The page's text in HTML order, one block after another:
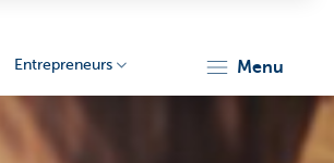
Entrepreneurs menu